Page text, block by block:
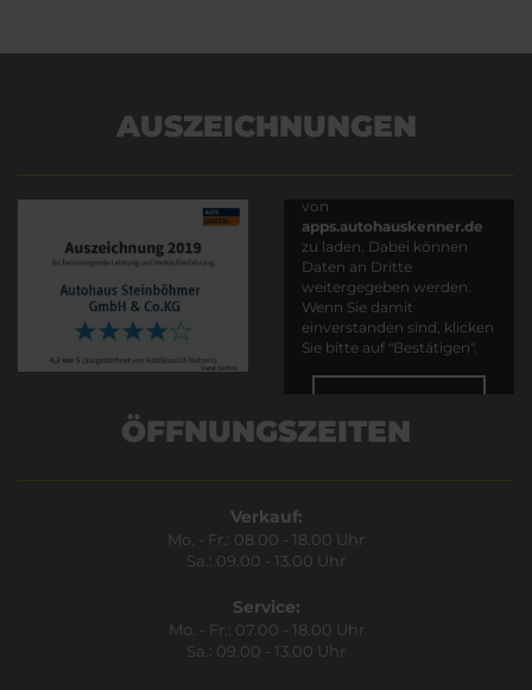
AUSZEICHNUNGEN
von
apps.autohauskenner.de
zu laden. Dabei können
Daten an Dritte
weitergegeben werden.
Wenn Sie damit
einverstanden sind, klicken
Sie bitte auf "Bestätigen".
ÖFFNUNGSZEITEN
Verkauf:
Mo. - Fr.: 08.00 - 18.00 Uhr
Sa.: 09.00 - 13.00 Uhr
Service:
Mo. - Fr.: 07.00 - 18.00 Uhr
Sa.: 09.00 - 13.00 Uhr